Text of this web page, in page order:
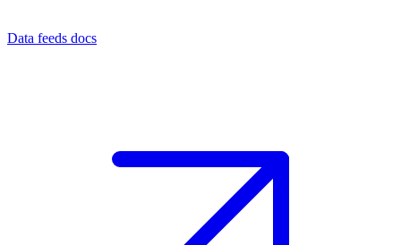
Data feeds docs